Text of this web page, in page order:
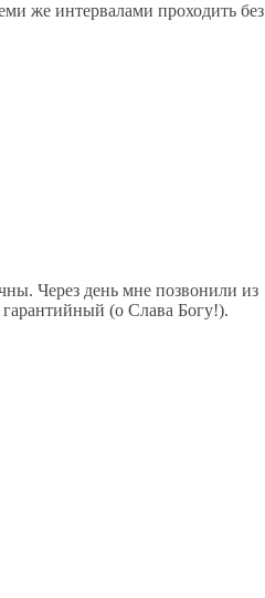
же интервалами проходить без
Через день мне позвонили из
(о Слава Богу!).